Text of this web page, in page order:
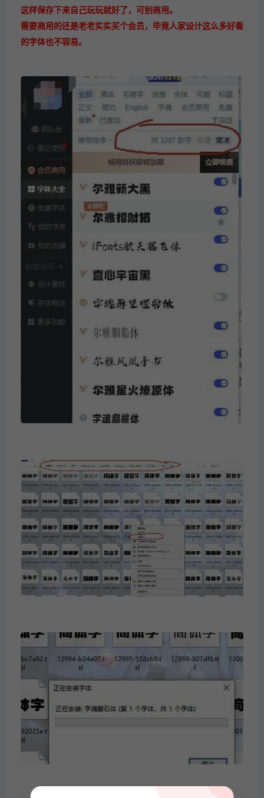
这样保存下来自己玩玩就好了，可别商用。
需要商用的还是老老实实买个会员，毕竟人家设计这么多好看
的字体也不容易。